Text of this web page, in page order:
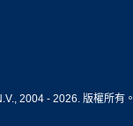
2004 - 2026. 版權所有。